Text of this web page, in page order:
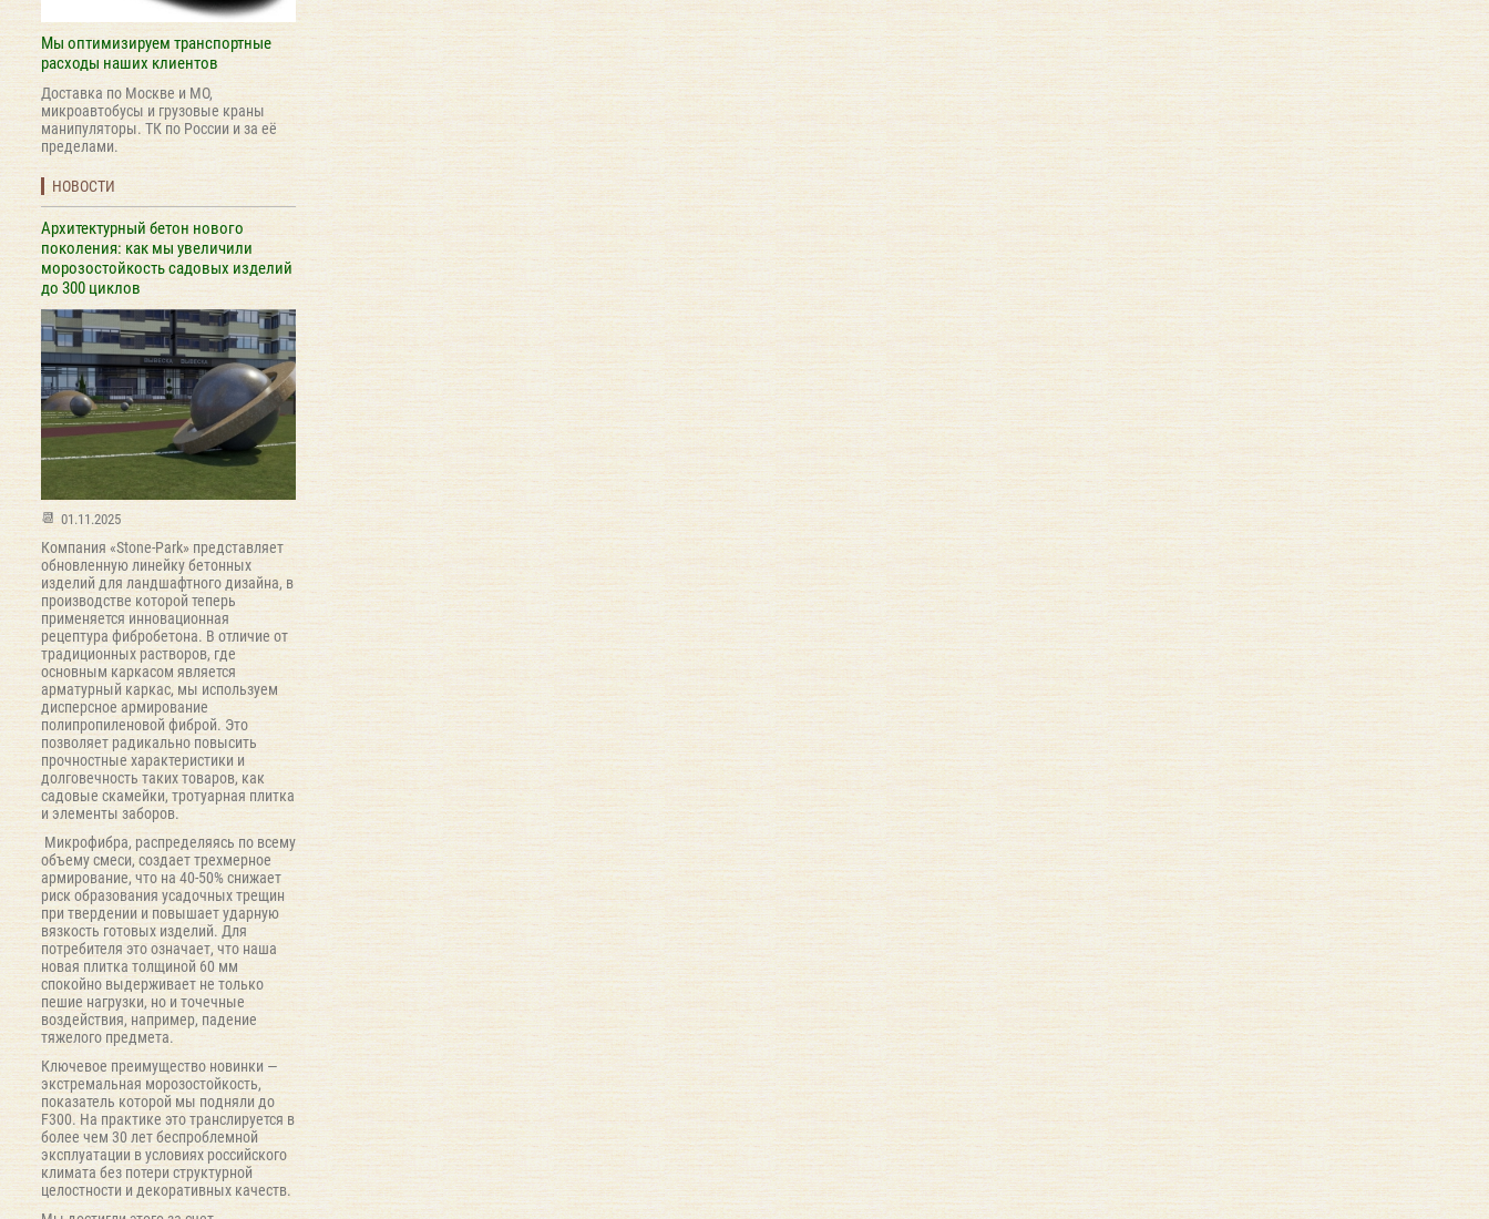
Мы оптимизируем транспортные
расходы наших клиентов
Доставка по Москве и МО,
микроавтобусы и грузовые краны
манипуляторы. ТК по России и за её
пределами.
НОВОСТИ
Архитектурный бетон нового
поколения: как мы увеличили
морозостойкость садовых изделий
до 300 циклов
01.11.2025
Компания «Stone-Park» представляет
обновленную линейку бетонных
изделий для ландшафтного дизайна, в
производстве которой теперь
применяется инновационная
рецептура фибробетона. В отличие от
традиционных растворов, где
основным каркасом является
арматурный каркас, мы используем
дисперсное армирование
полипропиленовой фиброй. Это
позволяет радикально повысить
прочностные характеристики и
долговечность таких товаров, как
садовые скамейки, тротуарная плитка
и элементы заборов.
Микрофибра, распределяясь по всему
объему смеси, создает трехмерное
армирование, что на 40-50% снижает
риск образования усадочных трещин
при твердении и повышает ударную
вязкость готовых изделий. Для
потребителя это означает, что наша
новая плитка толщиной 60 мм
спокойно выдерживает не только
пешие нагрузки, но и точечные
воздействия, например, падение
тяжелого предмета.
Ключевое преимущество новинки —
экстремальная морозостойкость,
показатель которой мы подняли до
F300. На практике это транслируется в
более чем 30 лет беспроблемной
эксплуатации в условиях российского
климата без потери структурной
целостности и декоративных качеств.